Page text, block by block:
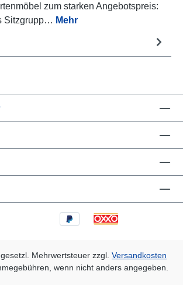
zum starken Angebotspreis:
Sitzgrupp… Mehr
Mehrwertsteuer zzgl. Versandkosten
wenn nicht anders angegeben.